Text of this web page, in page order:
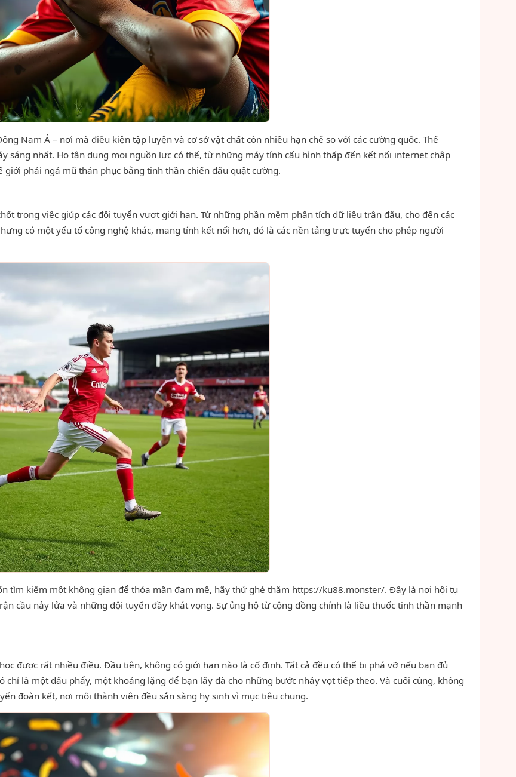
Nam Á – nơi mà điều kiện tập luyện và cơ sở vật chất còn nhiều hạn chế so với các cường quốc. Thế
sáng nhất. Họ tận dụng mọi nguồn lực có thể, từ những máy tính cấu hình thấp đến kết nối internet chập
phải ngả mũ thán phục bằng tinh thần chiến đấu quật cường.
trong việc giúp các đội tuyển vượt giới hạn. Từ những phần mềm phân tích dữ liệu trận đấu, cho đến các
có một yếu tố công nghệ khác, mang tính kết nối hơn, đó là các nền tảng trực tuyến cho phép người
tìm kiếm một không gian để thỏa mãn đam mê, hãy thử ghé thăm https://ku88.monster/. Đây là nơi hội tụ
cầu nảy lửa và những đội tuyển đầy khát vọng. Sự ủng hộ từ cộng đồng chính là liều thuốc tinh thần mạnh
được rất nhiều điều. Đầu tiên, không có giới hạn nào là cố định. Tất cả đều có thể bị phá vỡ nếu bạn đủ
là một dấu phẩy, một khoảng lặng để bạn lấy đà cho những bước nhảy vọt tiếp theo. Và cuối cùng, không
đoàn kết, nơi mỗi thành viên đều sẵn sàng hy sinh vì mục tiêu chung.